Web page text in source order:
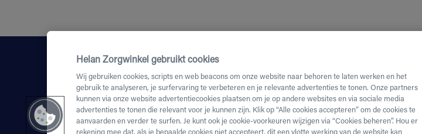
Helan Zorgwinkel gebruikt cookies
Wij gebruiken cookies, scripts en web beacons om onze website naar behoren te laten werken en het
gebruik te analyseren, je surfervaring te verbeteren en je relevante advertenties te tonen. Onze partners
kunnen via onze website advertentiecookies plaatsen om je op andere websites en via sociale media
advertenties te tonen die relevant voor je kunnen zijn. Klik op “Alle cookies accepteren” om de cookies te
aanvaarden en verder te surfen. Je kunt ook je cookie-voorkeuren wijzigen via “Cookies beheren”. Hou er